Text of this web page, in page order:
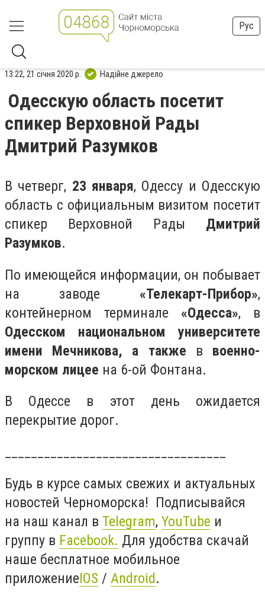
Рус
13:22, 21 січня 2020 р. Надійне джерело
Одесскую область посетит
спикер Верховной Рады
Дмитрий Разумков
В четверг, 23 января, Одессу и Одесскую
область c официальным визитом посетит
спикер Верховной Рады Дмитрий
Разумков.
По имеющейся информации, он побывает
на заводе «Телекарт-Прибор»,
контейнерном терминале «Одесса», в
Одесском национальном университете
имени Мечникова, а также в военно-
морском лицее на 6-ой Фонтана.
В Одессе в этот день ожидается
перекрытие дорог.
Будь в курсе самых свежих и актуальных
новостей Черноморска! Подписывайся
на наш канал в Telegram, YouTube и
группу в Facebook. Для удобства скачай
наше бесплатное мобильное
приложениеIOS / Android.